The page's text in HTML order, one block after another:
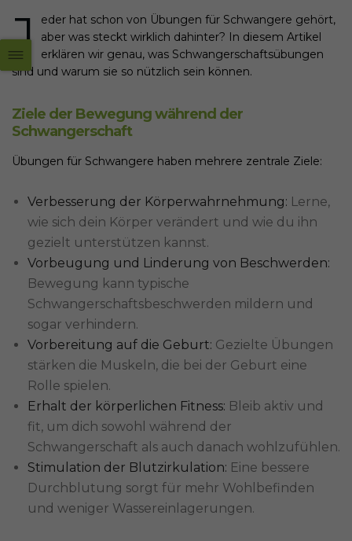
J
eder hat schon von Übungen für Schwangere gehört,
aber was steckt wirklich dahinter? In diesem Artikel
erklären wir genau, was Schwangerschaftsübungen
sind und warum sie so nützlich sein können.
Ziele der Bewegung während der
Schwangerschaft
Übungen für Schwangere haben mehrere zentrale Ziele:
Verbesserung der Körperwahrnehmung: Lerne,
wie sich dein Körper verändert und wie du ihn
gezielt unterstützen kannst.
Vorbeugung und Linderung von Beschwerden:
Bewegung kann typische
Schwangerschaftsbeschwerden mildern und
sogar verhindern.
Vorbereitung auf die Geburt: Gezielte Übungen
stärken die Muskeln, die bei der Geburt eine
Rolle spielen.
Erhalt der körperlichen Fitness: Bleib aktiv und
fit, um dich sowohl während der
Schwangerschaft als auch danach wohlzufühlen.
Stimulation der Blutzirkulation: Eine bessere
Durchblutung sorgt für mehr Wohlbefinden
und weniger Wassereinlagerungen.